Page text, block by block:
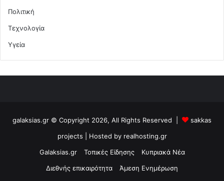
Πολιτική
Τεχνολογία
Υγεία
galaksias.gr © Copyright 2026, All Rights Reserved |
sakkas
projects | Hosted by realhosting.gr
Galaksias.gr
Τοπικές Είδησης
Κυπριακά Νέα
Διεθνής επικαιρότητα
Άμεση Ενημέρωση